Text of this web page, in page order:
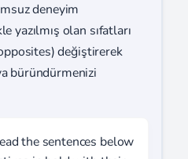
deneyim
yazılmış olan sıfatları
değiştirerek
büründürmenizi
the sentences below